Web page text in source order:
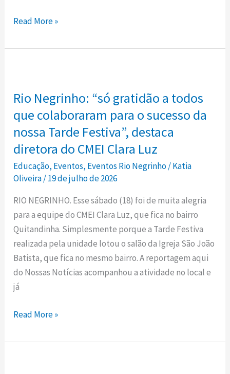
Rio
Read More »
Rio Negrinho: “só gratidão a todos
que colaboraram para o sucesso da
nossa Tarde Festiva”, destaca
diretora do CMEI Clara Luz
Educação, Eventos, Eventos Rio Negrinho/Katia
Oliveira/19 de julho de 2026
RIO NEGRINHO. Esse sábado (18) foi de muita alegria
para a equipe do CMEI Clara Luz, que fica no bairro
Quitandinha. Simplesmente porque a Tarde Festiva
realizada pela unidade lotou o salão da Igreja São João
Batista, que fica no mesmo bairro. A reportagem aqui
do Nossas Notícias acompanhou a atividade no local e
já
“só
gratidão
todos
que
colaboraram
para
o
sucesso
da
nossa
Tarde
Festiva”,
destaca
do
Clara
Read More »